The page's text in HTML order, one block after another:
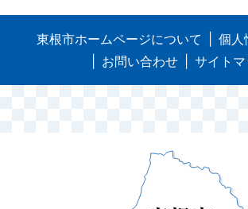
東根市ホームページについて
個人
お問い合わせ
サイト